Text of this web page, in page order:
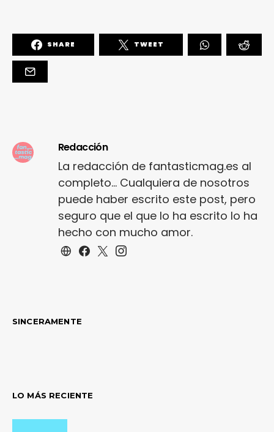
SHARE TWEET
Redacción
La redacción de fantasticmag.es al
completo... Cualquiera de nosotros
puede haber escrito este post, pero
seguro que el que lo ha escrito lo ha
hecho con mucho amor.
SINCERAMENTE
LO MÁS RECIENTE